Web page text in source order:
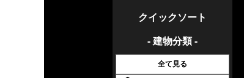
クイックソート
- 建物分類 -
全て見る